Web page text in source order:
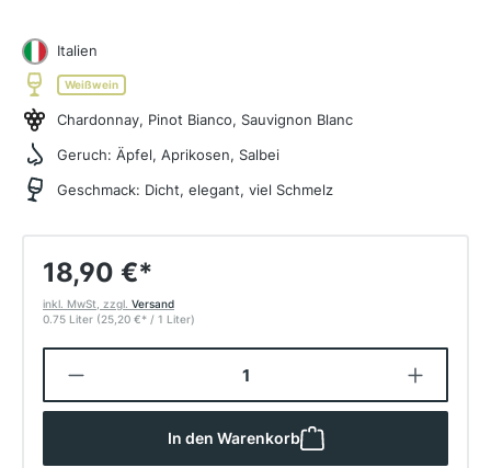
Italien
Weißwein
Chardonnay, Pinot Bianco, Sauvignon Blanc
Geruch: Äpfel, Aprikosen, Salbei
Geschmack: Dicht, elegant, viel Schmelz
18,90 €*
inkl. MwSt, zzgl. Versand
0.75 Liter (25,20 €* / 1 Liter)
Produkt Anzahl: Gib den
In den Warenkorb